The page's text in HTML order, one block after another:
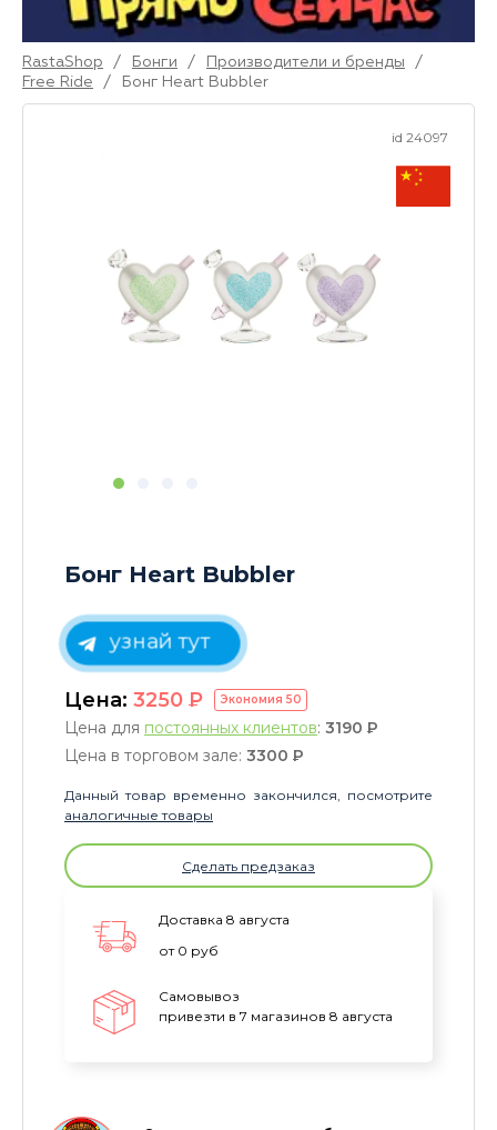
RastaShop / Бонги / Производители и бренды
/
Free Ride
/ Бонг Heart Bubbler
id 24097
Бонг Heart Bubbler
узнай тут
Цена: 3250 P Экономия 50
Цена для постоянных клиентов: 3190 P
Цена в торговом зале: 3300 P
Данный товар временно закончился, посмотрите
аналогичные товары
Сделать предзаказ
Доставка 8 августа
от 0 руб
Самовывоз
привезти в 7 магазинов 8 августа